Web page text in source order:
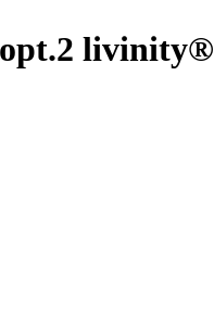
opt.2 livinity®